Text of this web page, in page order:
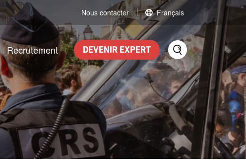
Nous contacter Français
Recrutement DEVENIR EXPERT